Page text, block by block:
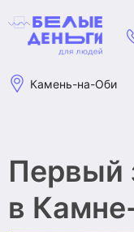
Камень-на-Оби
Первый
в